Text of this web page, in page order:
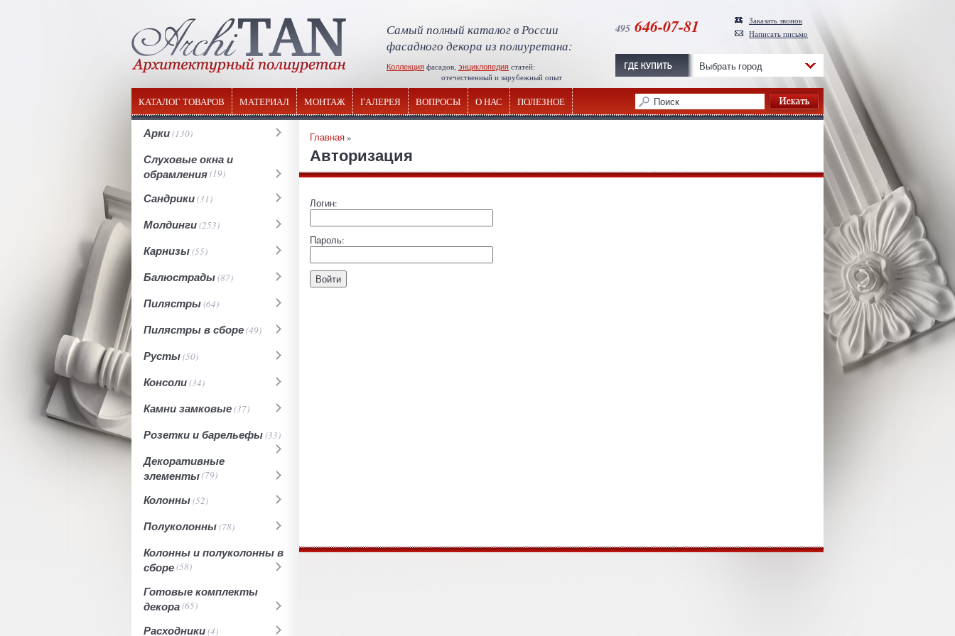
Самый полный каталог в России
фасадного декора из полиуретана:
Коллекция фасадов, энциклопедия статей:
отечественный и зарубежный опыт
495 646-07-81
Заказать звонок
Написать письмо
Выбрать город
КАТАЛОГ ТОВАРОВ МАТЕРИАЛ МОНТАЖ ГАЛЕРЕЯ ВОПРОСЫ О НАС ПОЛЕЗНОЕ
Арки(130)
Слуховые окна и
обрамления(19)
Сандрики(31)
Молдинги(253)
Карнизы(55)
Балюстрады(87)
Пилястры(64)
Пилястры в сборе(49)
Русты(50)
Консоли(34)
Камни замковые(37)
Розетки и барельефы(33)
Декоративные
элементы(79)
Колонны(52)
Полуколонны(78)
Колонны и полуколонны в
сборе(58)
Готовые комплекты
декора(65)
Расходники(4)
Главная»
Авторизация
Логин:
Пароль: